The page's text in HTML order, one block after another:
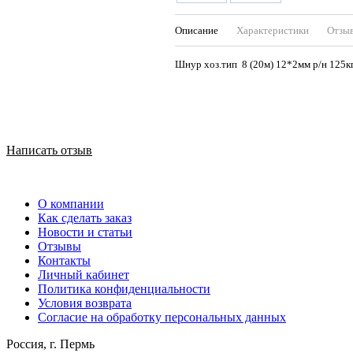
Описание Характеристики
Шнур хоз.тип 8 (20м) 12*2мм р/н
Написать отзыв
О компании
Как сделать заказ
Новости и статьи
Отзывы
Контакты
Личный кабинет
Политика конфиденциальности
Условия возврата
Согласие на обработку персональных данных
Россия, г. Пермь